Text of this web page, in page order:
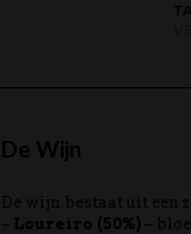
De Wijn
De wijn bestaat uit een
– Loureiro (50%) –